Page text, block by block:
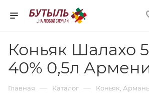
Коньяк Шалахо
40% 0,5л
Главная — Каталог — Коньяк,